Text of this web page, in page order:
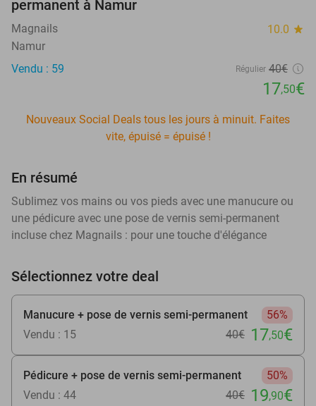
permanent à Namur
Magnails 10.0 star
Namur
Vendu : 59
Régulier 40€
17,50€
Nouveaux Social Deals tous les jours à minuit. Faites
vite, épuisé = épuisé !
En résumé
Sublimez vos mains ou vos pieds avec une manucure ou
une pédicure avec une pose de vernis semi-permanent
incluse chez Magnails : pour une touche d'élégance
Sélectionnez votre deal
Manucure + pose de vernis semi-permanent
56%
Vendu : 15
40€ 17,50€
Pédicure + pose de vernis semi-permanent
50%
Vendu : 44
40€ 19,90€